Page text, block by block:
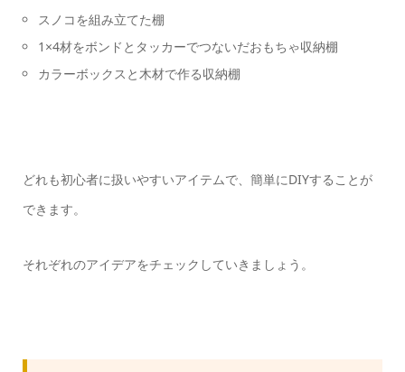
スノコを組み立てた棚
1×4材をボンドとタッカーでつないだおもちゃ収納棚
カラーボックスと木材で作る収納棚
どれも初心者に扱いやすいアイテムで、簡単にDIYすることが
できます。
それぞれのアイデアをチェックしていきましょう。